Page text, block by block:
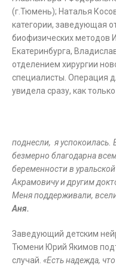
(г.Тюмень); Наталья
категории, заведующая
биофизических
Екатеринбурга,
отделением хирургии
специалисты. Операция
увидела сразу, как
поднесли, я
безмерно благодарна
беременности в
Акрамовичу и другим
Меня поддерживали,
Аня.
Заведующий детским
Тюмени Юрий Якимов
случай. «Есть надежда,